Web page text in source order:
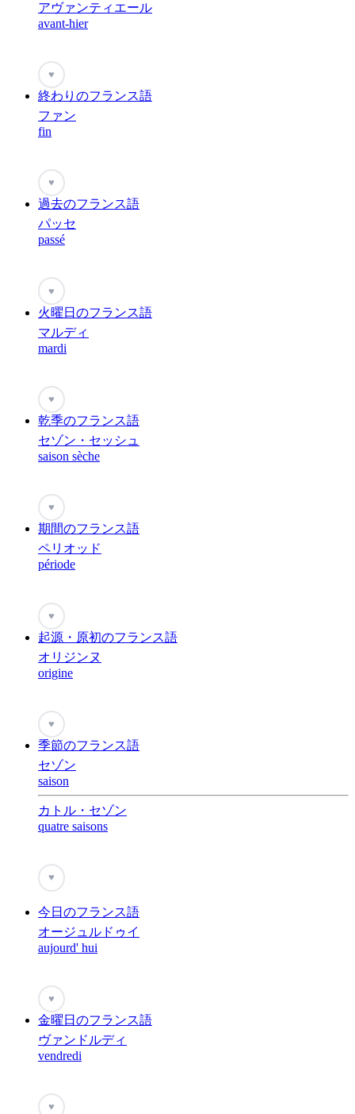
アヴァンティエール
avant-hier
♥
終わりのフランス語
ファン
fin
♥
過去のフランス語
パッセ
passé
♥
火曜日のフランス語
マルディ
mardi
♥
乾季のフランス語
セゾン・セッシュ
saison sèche
♥
期間のフランス語
ペリオッド
période
♥
起源・原初のフランス語
オリジンヌ
origine
♥
季節のフランス語
セゾン
saison
カトル・セゾン
quatre saisons
♥
今日のフランス語
オージュルドゥイ
aujourd' hui
♥
金曜日のフランス語
ヴァンドルディ
vendredi
♥